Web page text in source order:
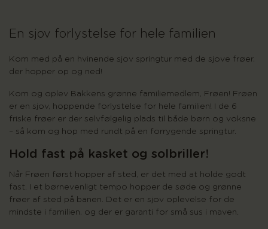
En sjov forlystelse for hele familien
Kom med på en hvinende sjov springtur med de sjove frøer,
der hopper op og ned!
Kom og oplev Bakkens grønne familiemedlem, Frøen! Frøen
er en sjov, hoppende forlystelse for hele familien! I de 6
friske frøer er der selvfølgelig plads til både børn og voksne
– så kom og hop med rundt på en forrygende springtur.
Hold fast på kasket og solbriller!
Når Frøen først hopper af sted, er det med at holde godt
fast. I et børnevenligt tempo hopper de søde og grønne
frøer af sted på banen. Det er en sjov oplevelse for de
mindste i familien, og der er garanti for små sus i maven.